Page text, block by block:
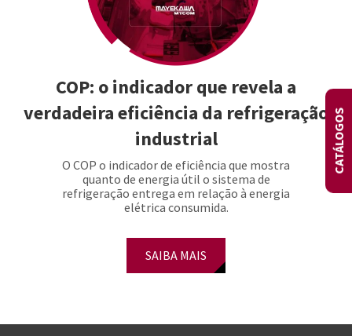
COP: o indicador que revela a
verdadeira eficiência da refrigeração
industrial
O COP o indicador de eficiência que mostra
quanto de energia útil o sistema de
refrigeração entrega em relação à energia
elétrica consumida.
SAIBA MAIS
CATÁLOGOS